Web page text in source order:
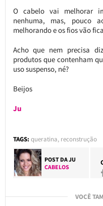
O cabelo vai melhorar
nenhuma, mas, pouco
melhorando e os fios vão
Acho que nem precisa
produtos que contenham
uso suspenso, né?
Beijos
Ju
TAGS: queratina, reconstrução
POST DAJU
CABELOS
VOCÊ